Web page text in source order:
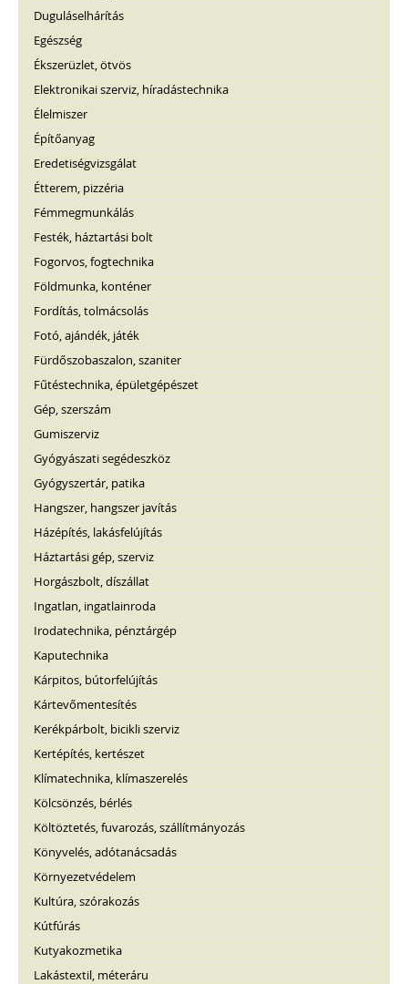
Duguláselhárítás
Egészség
Ékszerüzlet, ötvös
Elektronikai szerviz, híradástechnika
Élelmiszer
Építőanyag
Eredetiségvizsgálat
Étterem, pizzéria
Fémmegmunkálás
Festék, háztartási bolt
Fogorvos, fogtechnika
Földmunka, konténer
Fordítás, tolmácsolás
Fotó, ajándék, játék
Fürdőszobaszalon, szaniter
Fűtéstechnika, épületgépészet
Gép, szerszám
Gumiszerviz
Gyógyászati segédeszköz
Gyógyszertár, patika
Hangszer, hangszer javítás
Házépítés, lakásfelújítás
Háztartási gép, szerviz
Horgászbolt, díszállat
Ingatlan, ingatlainroda
Irodatechnika, pénztárgép
Kaputechnika
Kárpitos, bútorfelújítás
Kártevőmentesítés
Kerékpárbolt, bicikli szerviz
Kertépítés, kertészet
Klímatechnika, klímaszerelés
Kölcsönzés, bérlés
Költöztetés, fuvarozás, szállítmányozás
Könyvelés, adótanácsadás
Környezetvédelem
Kultúra, szórakozás
Kútfúrás
Kutyakozmetika
Lakástextil, méteráru